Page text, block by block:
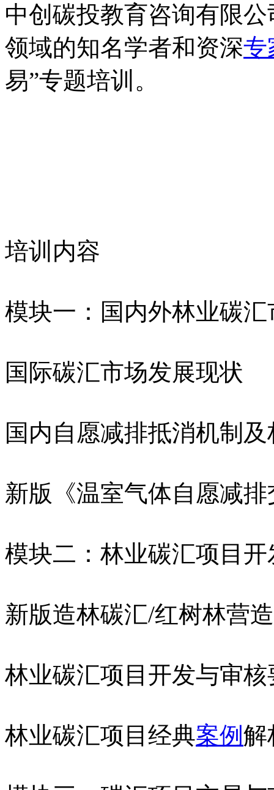
中创碳投教育咨询有限
领域的知名学者和资深专
易”专题培训。
培训内容
模块一：国内外林业碳
国际碳汇市场发展现状
国内自愿减排抵消机制
新版《温室气体自愿减
模块二：林业碳汇项目
新版造林碳汇/红树林营
林业碳汇项目开发与审核
林业碳汇项目经典案例 解